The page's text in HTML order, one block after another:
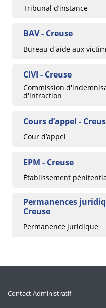
Tribunal d’instance
BAV - Creuse
Bureau d'aide aux
CIVI - Creuse
Commission
d'infraction
Cours d’appel -
Cour d’appel
EPM - Creuse
Établissement
Permanences
Creuse
Permanence juridique
Contact Administratif